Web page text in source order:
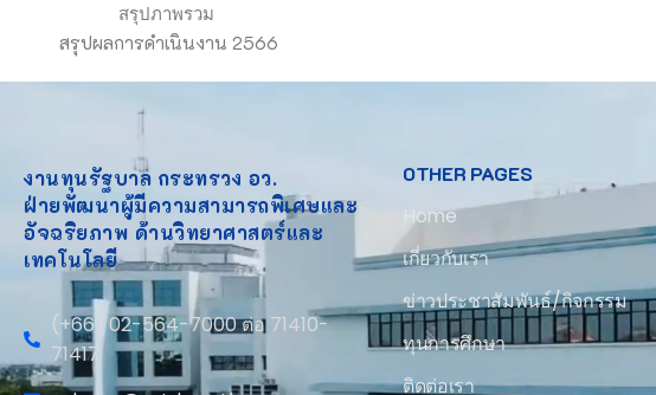
สรุปภาพรวม
สรุปผลการดำเนินงาน 2566
งานทุนรัฐบาล กระทรวง อว.
ฝ่ายพัฒนาผู้มีความสามารถพิเศษและ
อัจฉริยภาพ ด้านวิทยาศาสตร์และ
เทคโนโลยี
(+66) 02-564-7000 ต่อ 71410-
71417
OTHER PAGES
Home
เกี่ยวกับเรา
ข่าวประชาสัมพันธ์/กิจกรรม
ทุนการศึกษา
ติดต่อเรา